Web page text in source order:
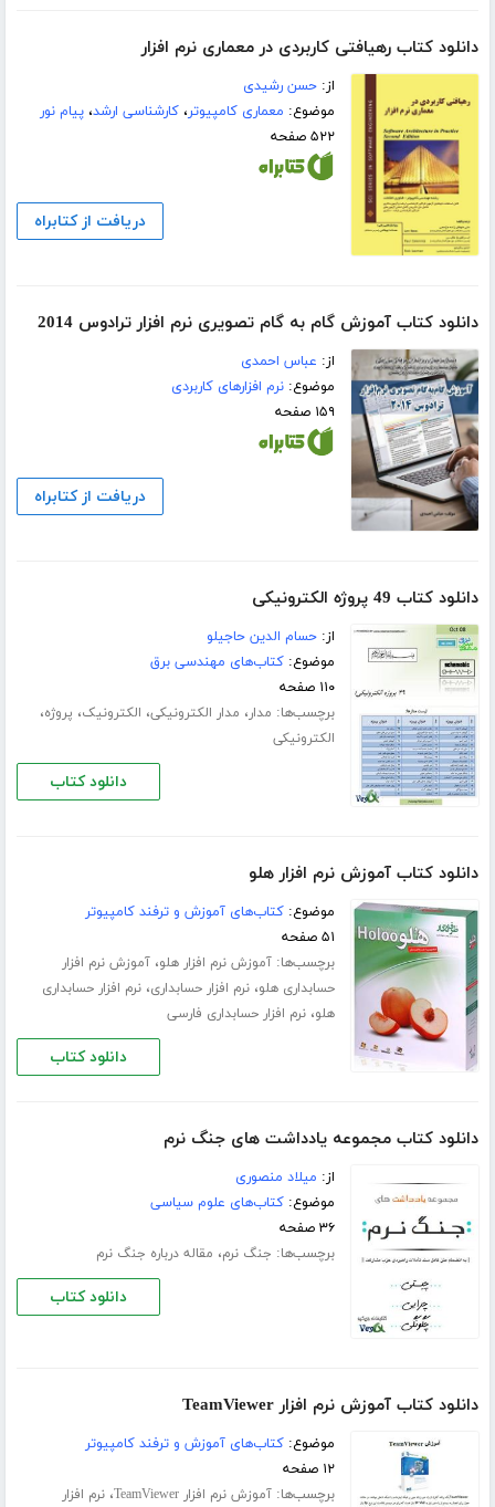
دانلود کتاب رهیافتی کاربردی در معماری نرم افزار
از:حسن رشیدی
موضوع: معماری کامپیوتر،کارشناسی ارشد،پیام نور
۵۲۲ صفحه
دریافت از کتابراه
دانلود کتاب آموزش گام به گام تصویری نرم افزار ترادوس 2014
از: عباس احمدی
موضوع:نرم افزارهای کاربردی
۱۵۹ صفحه
دریافت از کتابراه
دانلود کتاب 49 پروژه الکترونیکی
از:حسام الدین حاجیلو
موضوع:کتاب‌های مهندسی برق
۱۱۰ صفحه
برچسب‌ها: مدار، مدار الکترونیکی، الکترونیک، پروژه،
الکترونیکی
دانلود کتاب
دانلود کتاب آموزش نرم افزار هلو
موضوع:کتاب‌های آموزش و ترفند کامپیوتر
۵۱ صفحه
برچسب‌ها:آموزش نرم افزار هلو،آموزش نرم افزار
حسابداری هلو،نرم افزار حسابداری،نرم افزار حسابداری
هلو،نرم افزار حسابداری فارسی
دانلود کتاب
دانلود کتاب مجموعه یادداشت های جنگ نرم
از: میلاد منصوری
موضوع:کتاب‌های علوم سیاسی
۳۶ صفحه
برچسب‌ها: جنگ نرم، مقاله درباره جنگ نرم
دانلود کتاب
دانلود کتاب آموزش نرم افزار TeamViewer
موضوع:کتاب‌های آموزش و ترفند کامپیوتر
۱۲ صفحه
برچسب‌ها:آموزش نرم افزار TeamViewer ،نرم افزار